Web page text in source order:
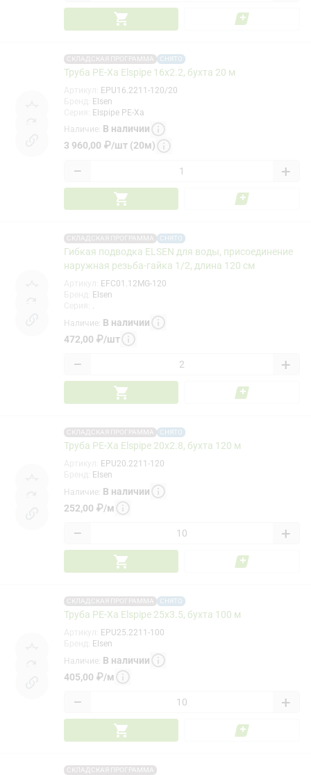
СКЛАДСКАЯ ПРОГРАММА СНЯТО
Труба PE-Xa Elspipe 16x2.2, бухта 20 м
EPU16.2211-120/20
Elsen
Elspipe PE-Xa
Наличие: В наличии
3 960,00 ₽/шт (20м)
− +
СКЛАДСКАЯ ПРОГРАММА СНЯТО
Гибкая подводка ELSEN для воды, присоединение
наружная резьба-гайка 1/2, длина 120 см
EFC01.12MG-120
Elsen
.
Наличие: В наличии
472,00 ₽/шт
− +
СКЛАДСКАЯ ПРОГРАММА СНЯТО
Труба PE-Xa Elspipe 20x2.8, бухта 120 м
EPU20.2211-120
Elsen
Наличие: В наличии
252,00 ₽/м
− +
СКЛАДСКАЯ ПРОГРАММА СНЯТО
Труба PE-Xa Elspipe 25x3.5, бухта 100 м
EPU25.2211-100
Elsen
Наличие: В наличии
405,00 ₽/м
− +
СКЛАДСКАЯ ПРОГРАММА